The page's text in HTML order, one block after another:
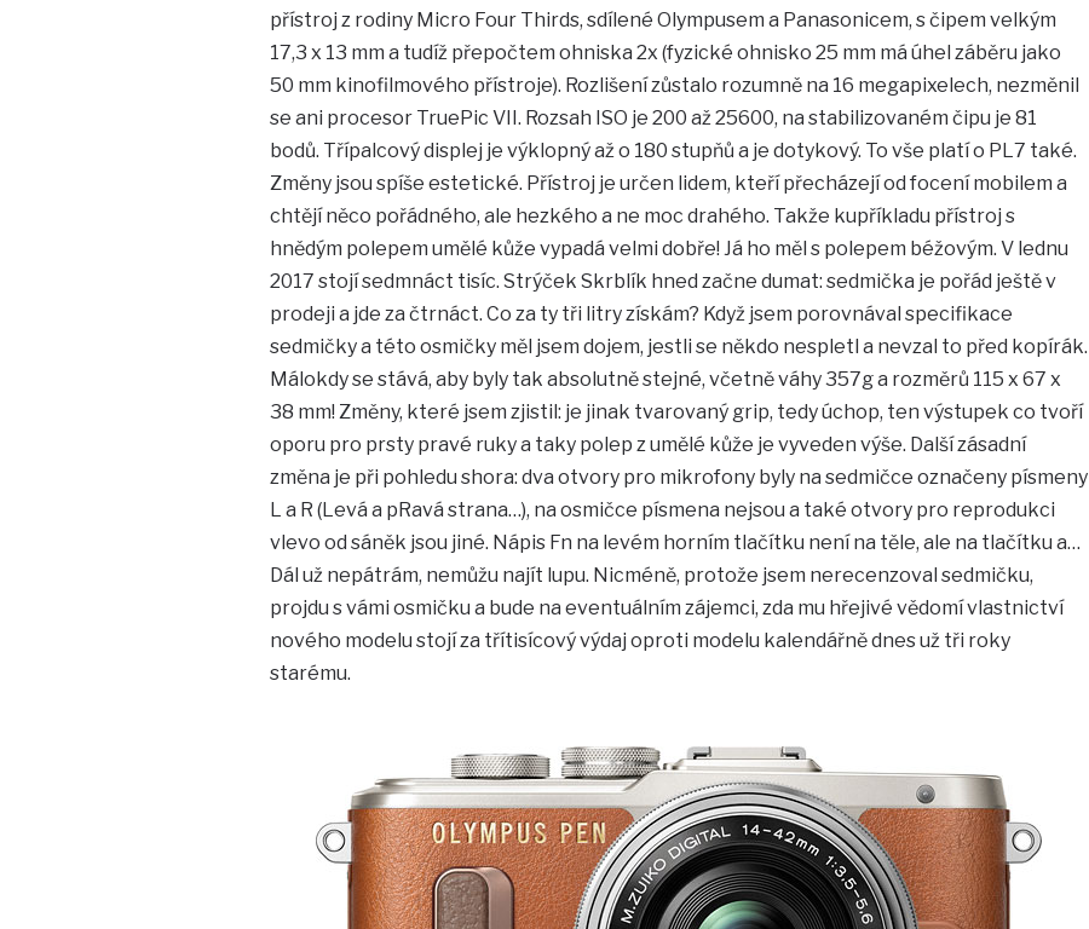
přístroj z rodiny Micro Four Thirds, sdílené Olympusem a Panasonicem, s čipem velkým
17,3 x 13 mm a tudíž přepočtem ohniska 2x (fyzické ohnisko 25 mm má úhel záběru jako
50 mm kinofilmového přístroje). Rozlišení zůstalo rozumně na 16 megapixelech, nezměnil
se ani procesor TruePic VII. Rozsah ISO je 200 až 25600, na stabilizovaném čipu je 81
bodů. Třípalcový displej je výklopný až o 180 stupňů a je dotykový. To vše platí o PL7 také.
Změny jsou spíše estetické. Přístroj je určen lidem, kteří přecházejí od focení mobilem a
chtějí něco pořádného, ale hezkého a ne moc drahého. Takže kupříkladu přístroj s
hnědým polepem umělé kůže vypadá velmi dobře! Já ho měl s polepem béžovým. V lednu
2017 stojí sedmnáct tisíc. Strýček Skrblík hned začne dumat: sedmička je pořád ještě v
prodeji a jde za čtrnáct. Co za ty tři litry získám? Když jsem porovnával specifikace
sedmičky a této osmičky měl jsem dojem, jestli se někdo nespletl a nevzal to před kopírák.
Málokdy se stává, aby byly tak absolutně stejné, včetně váhy 357g a rozměrů 115 x 67 x
38 mm! Změny, které jsem zjistil: je jinak tvarovaný grip, tedy úchop, ten výstupek co tvoří
oporu pro prsty pravé ruky a taky polep z umělé kůže je vyveden výše. Další zásadní
změna je při pohledu shora: dva otvory pro mikrofony byly na sedmičce označeny písmeny
L a R (Levá a pRavá strana…), na osmičce písmena nejsou a také otvory pro reprodukci
vlevo od sáněk jsou jiné. Nápis Fn na levém horním tlačítku není na těle, ale na tlačítku a…
Dál už nepátrám, nemůžu najít lupu. Nicméně, protože jsem nerecenzoval sedmičku,
projdu s vámi osmičku a bude na eventuálním zájemci, zda mu hřejivé vědomí vlastnictví
nového modelu stojí za třítisícový výdaj oproti modelu kalendářně dnes už tři roky
starému.